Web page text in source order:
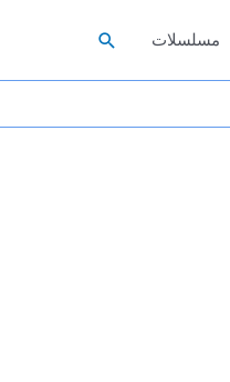
مسلسلات البحث